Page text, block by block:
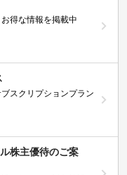
得な情報を掲載中
スクリプションプラン
株主優待のご案